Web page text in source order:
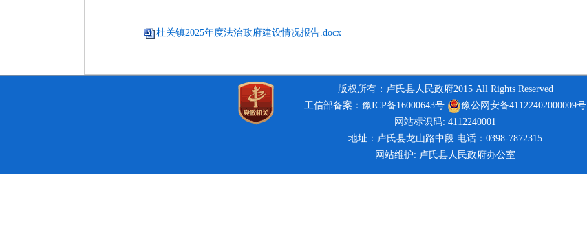
杜关镇2025年度法治政府建设情况报告.docx
版权所有：卢氏县人民政府2015 All Rights Reserved
工信部备案：豫ICP备16000643号
豫公网安备41122402000009号
网站标识码: 4112240001
地址：卢氏县龙山路中段 电话：0398-7872315
网站维护: 卢氏县人民政府办公室